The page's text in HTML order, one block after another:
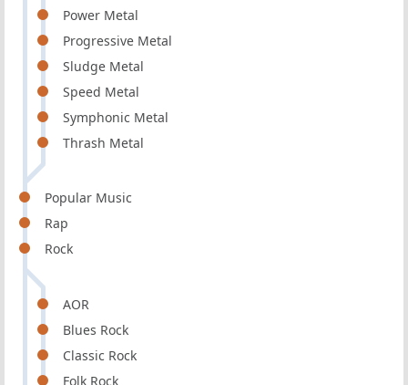
Power Metal
Progressive Metal
Sludge Metal
Speed Metal
Symphonic Metal
Thrash Metal
Popular Music
Rap
Rock
AOR
Blues Rock
Classic Rock
Folk Rock